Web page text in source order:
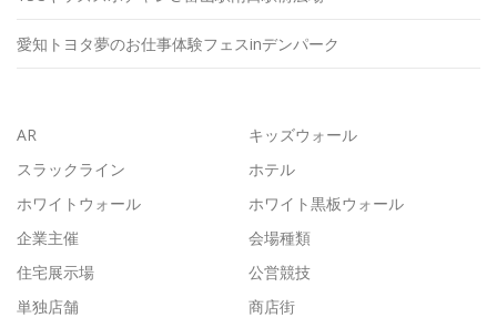
愛知トヨタ夢のお仕事体験フェスinデンパーク
AR
キッズウォール
スラックライン
ホテル
ホワイトウォール
ホワイト黒板ウォール
企業主催
会場種類
住宅展示場
公営競技
単独店舗
商店街